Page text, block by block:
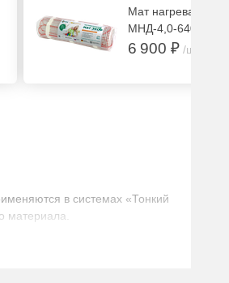
Мат
МНД-4,0-640 ЭКО
6 900 ₽ /шт.
в системах «Тонкий
материала.